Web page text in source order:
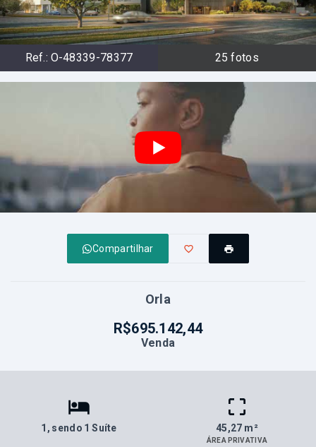
Ref.: O-48339-78377 25 fotos
Compartilhar
Orla
R$695.142,44
Venda
1 , sendo 1 Suíte 45,27 m²
ÁREA PRIVATIVA